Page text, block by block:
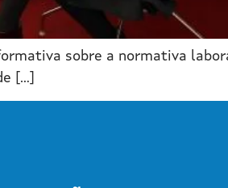
sobre a normativa
[…]